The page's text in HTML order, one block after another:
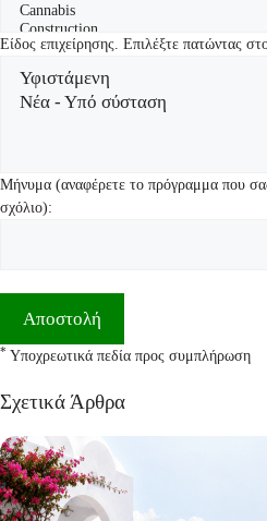
Είδος επιχείρησης. Επιλέξτε πατώντας
Μήνυμα (αναφέρετε το πρόγραμμα που
σχόλιο):
* Υποχρεωτικά πεδία προς συμπλήρωση
Σχετικά Άρθρα